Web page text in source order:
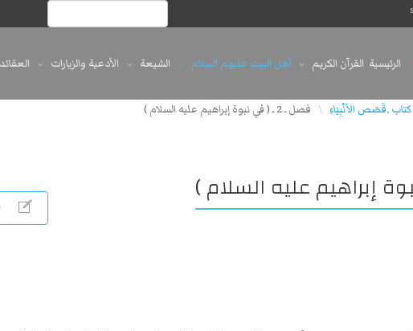
الرئيسية القرآن الكريم أهل البيت عليهم السلام الشيعة الأدعية والزيارات العقائد
كتاب ,قَصَص الأنْبِيَاءِ \ فصل ـ 2 ـ ( في نبوة إبراهيم عليه السلام )